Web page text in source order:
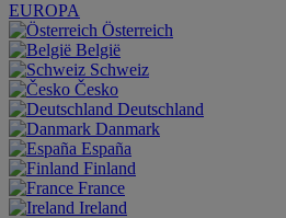
EUROPA
Österreich
België
Schweiz
Česko
Deutschland
Danmark
España
Finland
France
Ireland